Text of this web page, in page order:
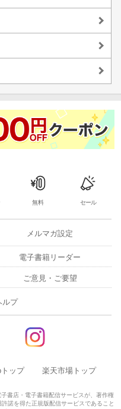
無料 セール
メルマガ設定
電子書籍リーダー
ご意見・ご要望
ルプ
ップ 楽天市場トップ
書店・電子書籍配信サービスが、著作権
諾を得た正規版配信サービスであること